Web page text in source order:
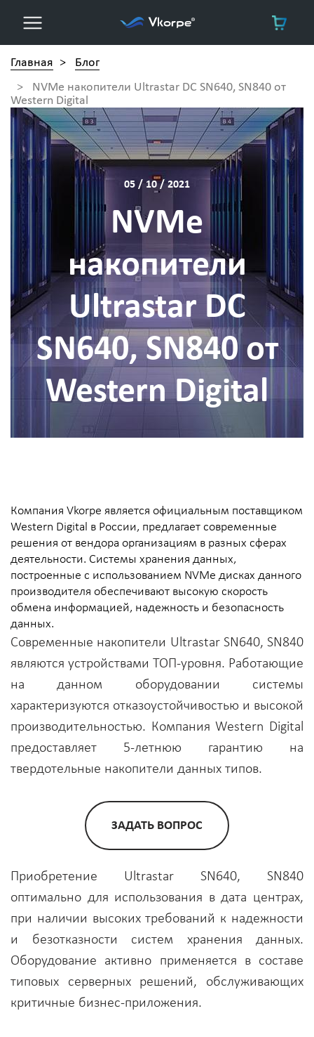
Главная >
Блог
>
NVMe накопители Ultrastar DC SN640, SN840 от
Western Digital
05 / 10 / 2021
NVMe
накопители
Ultrastar DC
SN640, SN840 от
Western Digital
Компания Vkorpe является официальным поставщиком
Western Digital в России, предлагает современные
решения от вендора организациям в разных сферах
деятельности. Системы хранения данных,
построенные с использованием NVMe дисках данного
производителя обеспечивают высокую скорость
обмена информацией, надежность и безопасность
данных.
Современные накопители Ultrastar SN640, SN840
являются устройствами ТОП-уровня. Работающие
на данном оборудовании системы
характеризуются отказоустойчивостью и высокой
производительностью. Компания Western Digital
предоставляет 5-летнюю гарантию на
твердотельные накопители данных типов.
ЗАДАТЬ ВОПРОС
Приобретение Ultrastar SN640, SN840
оптимально для использования в дата центрах,
при наличии высоких требований к надежности
и безотказности систем хранения данных.
Оборудование активно применяется в составе
типовых серверных решений, обслуживающих
критичные бизнес-приложения.